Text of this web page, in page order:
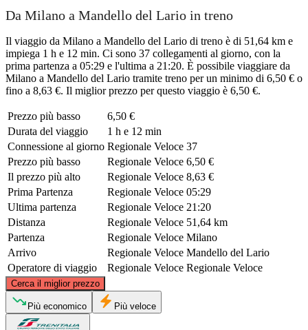
Da Milano a Mandello del Lario in treno
Il viaggio da Milano a Mandello del Lario di treno è di 51,64 km e
impiega 1 h e 12 min. Ci sono 37 collegamenti al giorno, con la
prima partenza a 05:29 e l'ultima a 21:20. È possibile viaggiare da
Milano a Mandello del Lario tramite treno per un minimo di 6,50 € o
fino a 8,63 €. Il miglior prezzo per questo viaggio è 6,50 €.
Prezzo più basso
6,50 €
Durata del viaggio
1 h e 12 min
Connessione al giorno Regionale Veloce 37
Prezzo più basso
Regionale Veloce 6,50 €
Il prezzo più alto
Regionale Veloce 8,63 €
Prima Partenza
Regionale Veloce 05:29
Ultima partenza
Regionale Veloce 21:20
Distanza
Regionale Veloce 51,64 km
Partenza
Regionale Veloce Milano
Arrivo
Regionale Veloce Mandello del Lario
Operatore di viaggio
Regionale Veloce Regionale Veloce
Cerca il miglior prezzo
Mandello del Lario
©CARTO, ©OpenStreetMapcontributors
Più economico Più veloce